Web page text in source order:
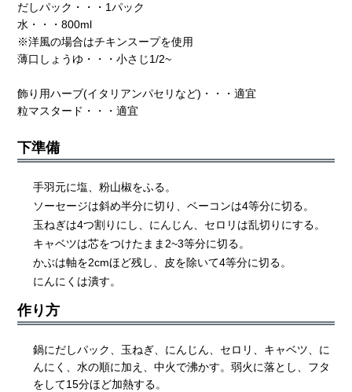
だしパック・・・1パック
水・・・800ml
※洋風の場合はチキンスープを使用
薄口しょうゆ・・・小さじ1/2~
飾り用ハーブ(イタリアンパセリなど)・・・適宜
粒マスタード・・・適宜
下準備
手羽元に塩、粉山椒をふる。
ソーセージは斜め半分に切り、ベーコンは4等分に切る。
玉ねぎは4つ割りにし、にんじん、セロリは乱切りにする。
キャベツは芯をつけたまま2~3等分に切る。
かぶは軸を2cmほど残し、皮を除いて4等分に切る。
にんにくは潰す。
作り方
鍋にだしパック、玉ねぎ、にんじん、セロリ、キャベツ、に
んにく、水の順に加え、中火で沸かす。弱火に落とし、フタ
をして15分ほど加熱する。